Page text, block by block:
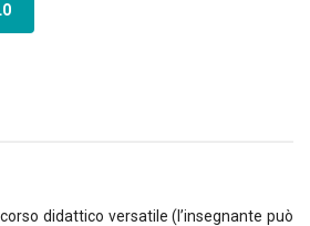
didattico versatile (l’insegnante può